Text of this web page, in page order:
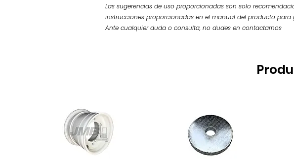
Las sugerencias de uso proporcionadas son solo
instrucciones proporcionadas en el manual del producto
Ante cualquier duda o consulta, no dudes en contactarnos